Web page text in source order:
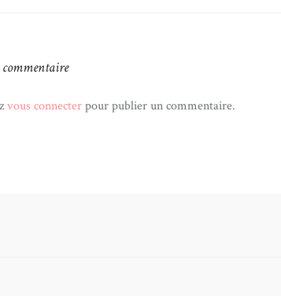
vous connecterpour publier un commentaire.